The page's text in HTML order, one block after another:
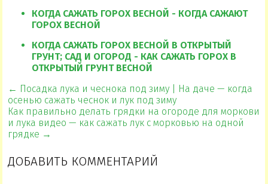
КОГДА САЖАТЬ ГОРОХ ВЕСНОЙ - КОГДА САЖАЮТ
ГОРОХ ВЕСНОЙ
КОГДА САЖАТЬ ГОРОХ ВЕСНОЙ В ОТКРЫТЫЙ
ГРУНТ; САД И ОГОРОД - КАК САЖАТЬ ГОРОХ В
ОТКРЫТЫЙ ГРУНТ ВЕСНОЙ
← Посадка лука и чеснока под зиму | На даче — когда
осенью сажать чеснок и лук под зиму
Как правильно делать грядки на огороде для моркови
и лука видео — как сажать лук с морковью на одной
грядке →
ДОБАВИТЬ КОММЕНТАРИЙ